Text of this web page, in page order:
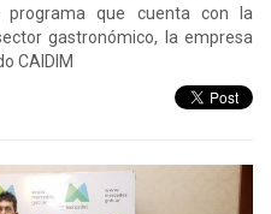
programa que cuenta con la
gastronómico, la empresa
CAIDIM